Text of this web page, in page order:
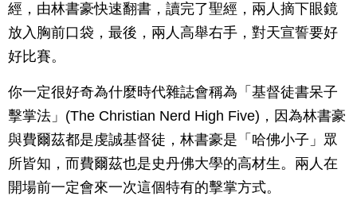
經，由林書豪快速翻書，讀完了聖經，兩人摘下眼鏡
放入胸前口袋，最後，兩人高舉右手，對天宣誓要好
好比賽。
你一定很好奇為什麼時代雜誌會稱為「基督徒書呆子
擊掌法」(The Christian Nerd High Five)，因為林書豪
與費爾茲都是虔誠基督徒，林書豪是「哈佛小子」眾
所皆知，而費爾茲也是史丹佛大學的高材生。兩人在
開場前一定會來一次這個特有的擊掌方式。